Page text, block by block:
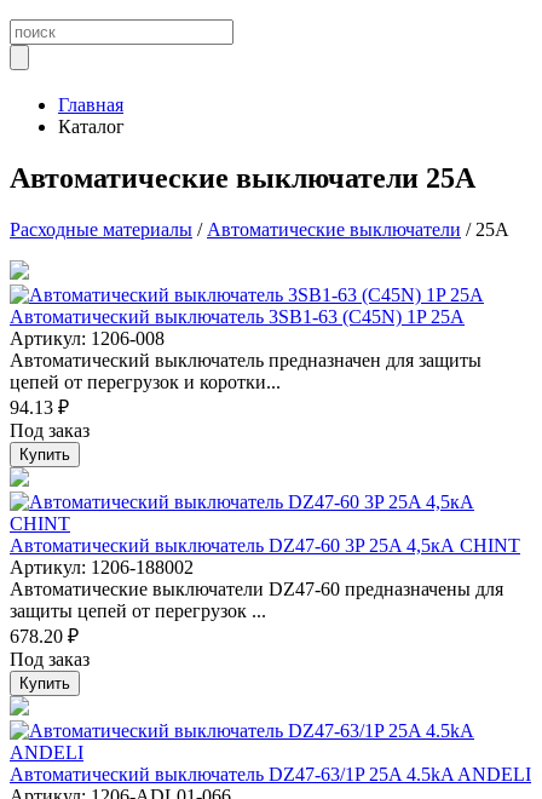
Главная
Каталог
Автоматические выключатели 25А
Расходные материалы / Автоматические выключатели / 25A
Автоматический выключатель 3SB1-63 (C45N) 1P 25A
Артикул: 1206-008
Автоматический выключатель предназначен для защиты
цепей от перегрузок и коротки...
94.13 ₽
Под заказ
Купить
Автоматический выключатель DZ47-60 3P 25A 4,5кА CHINT
Артикул: 1206-188002
Автоматические выключатели DZ47-60 предназначены для
защиты цепей от перегрузок ...
678.20 ₽
Под заказ
Купить
Автоматический выключатель DZ47-63/1P 25A 4.5kA ANDELI